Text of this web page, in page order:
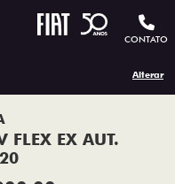
CONTATO
Alterar
FLEX EX AUT.